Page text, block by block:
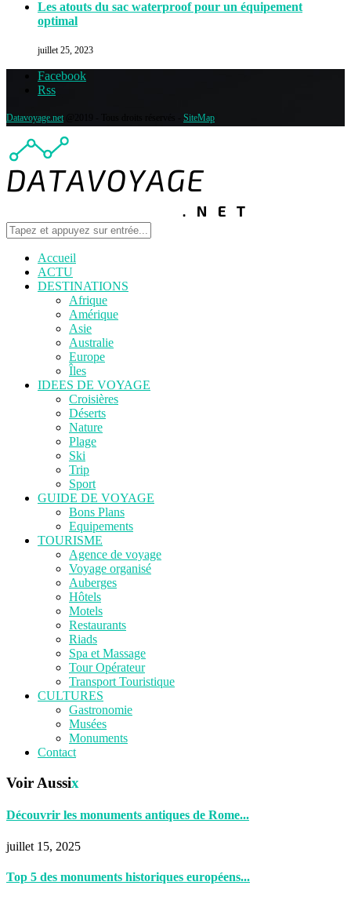
Les atouts du sac waterproof pour un équipement
optimal
juillet 25, 2023
Facebook
Rss
Datavoyage.net SiteMap
Accueil
ACTU
DESTINATIONS
Afrique
Amérique
Asie
Australie
Europe
Îles
IDEES DE VOYAGE
Croisières
Déserts
Nature
Plage
Ski
Trip
Sport
GUIDE DE VOYAGE
Bons Plans
Equipements
TOURISME
Agence de voyage
Voyage organisé
Auberges
Hôtels
Motels
Restaurants
Riads
Spa et Massage
Tour Opérateur
Transport Touristique
CULTURES
Gastronomie
Musées
Monuments
Contact
Voir Aussix
Découvrir les monuments antiques de Rome...
juillet 15, 2025
Top 5 des monuments historiques européens...